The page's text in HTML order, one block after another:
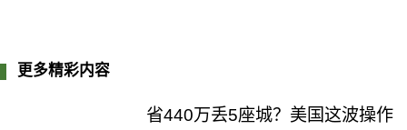
更多精彩内容
省440万丢5座城？美国这波操作